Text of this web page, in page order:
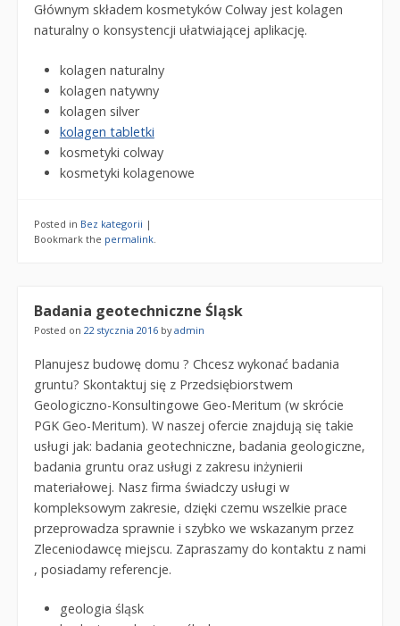
Głównym składem kosmetyków Colway jest kolagen
naturalny o konsystencji ułatwiającej aplikację.
kolagen naturalny
kolagen natywny
kolagen silver
kolagen tabletki
kosmetyki colway
kosmetyki kolagenowe
Posted in Bez kategorii |
Bookmark the permalink
Badania geotechniczne Śląsk
Posted on 22 stycznia 2016 byadmin
Planujesz budowę domu ? Chcesz wykonać badania
gruntu? Skontaktuj się z Przedsiębiorstwem
Geologiczno-Konsultingowe Geo-Meritum (w skrócie
PGK Geo-Meritum). W naszej ofercie znajdują się takie
usługi jak: badania geotechniczne, badania geologiczne,
badania gruntu oraz usługi z zakresu inżynierii
materiałowej. Nasz firma świadczy usługi w
kompleksowym zakresie, dzięki czemu wszelkie prace
przeprowadza sprawnie i szybko we wskazanym przez
Zleceniodawcę miejscu. Zapraszamy do kontaktu z nami
, posiadamy referencje.
geologia śląsk